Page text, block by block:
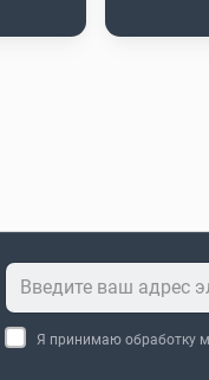
Я принимаю обработку